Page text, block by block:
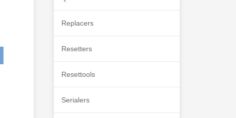
Replacers
Resetters
Resettools
Serialers